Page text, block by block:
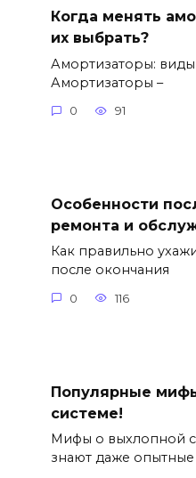
Когда менять
их выбрать?
Амортизаторы:
Амортизаторы –
0 91
Особенности
ремонта и
Как правильно
после окончания
0 116
Популярные
системе!
Мифы о выхлопной
знают даже опытные